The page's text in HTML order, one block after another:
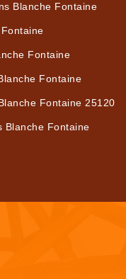
Blanche Fontaine
Fontaine
Fontaine
Fontaine 25120
Blanche Fontaine